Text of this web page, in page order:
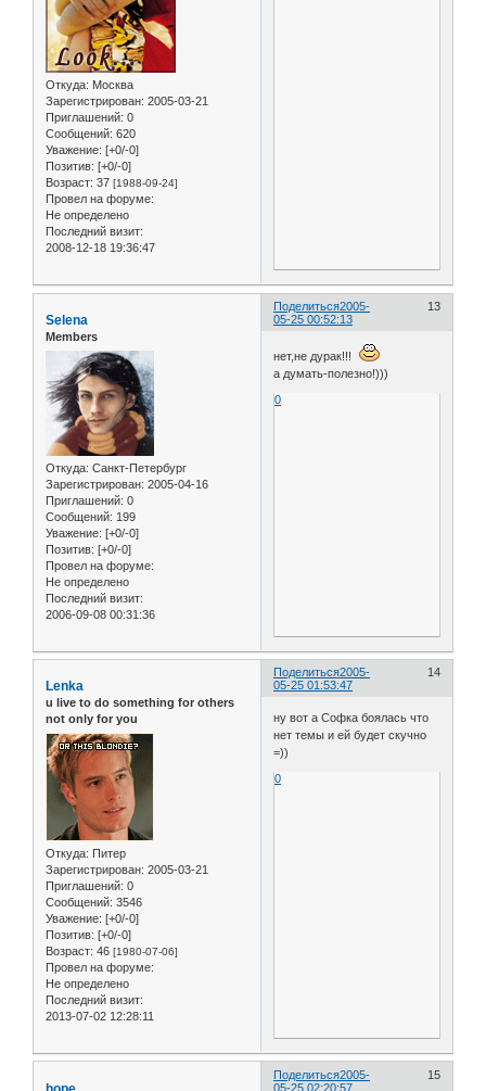
Откуда: Москва
Зарегистрирован: 2005-03-21
Приглашений: 0
Сообщений: 620
Уважение: [+0/-0]
Позитив: [+0/-0]
Возраст: 37 [1988-09-24]
Провел на форуме:
Не определено
Последний визит:
2008-12-18 19:36:47
Поделиться 13
2005-
05-25 00:52:13
Selena
Members
Откуда: Санкт-Петербург
Зарегистрирован: 2005-04-16
Приглашений: 0
Сообщений: 199
Уважение: [+0/-0]
Позитив: [+0/-0]
Провел на форуме:
Не определено
Последний визит:
2006-09-08 00:31:36
нет,не дурак!!!
а думать-полезно!)))
0
Поделиться 14
2005-
05-25 01:53:47
Lenka
u live to do something for others
not only for you
Откуда: Питер
Зарегистрирован: 2005-03-21
Приглашений: 0
Сообщений: 3546
Уважение: [+0/-0]
Позитив: [+0/-0]
Возраст: 46 [1980-07-06]
Провел на форуме:
Не определено
Последний визит:
2013-07-02 12:28:11
ну вот а Софка боялась что
нет темы и ей будет скучно
=))
0
Поделиться 15
2005-
05-25 02:20:57